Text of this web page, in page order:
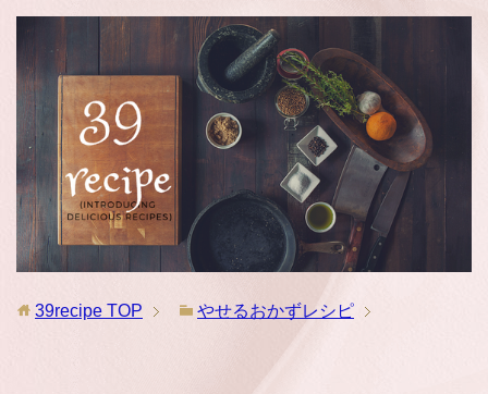
39recipe TOP やせるおかずレシピ